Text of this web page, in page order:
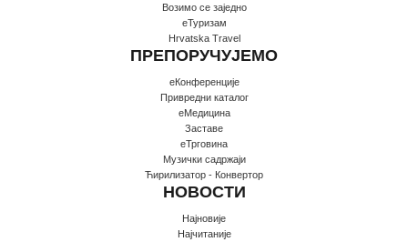
Возимо се заједно
еТуризам
Hrvatska Travel
ПРЕПОРУЧУЈЕМО
еКонференције
Привредни каталог
еМедицина
Заставе
еТрговина
Музички садржаји
Ћирилизатор - Конвертор
НОВОСТИ
Најновије
Најчитаније